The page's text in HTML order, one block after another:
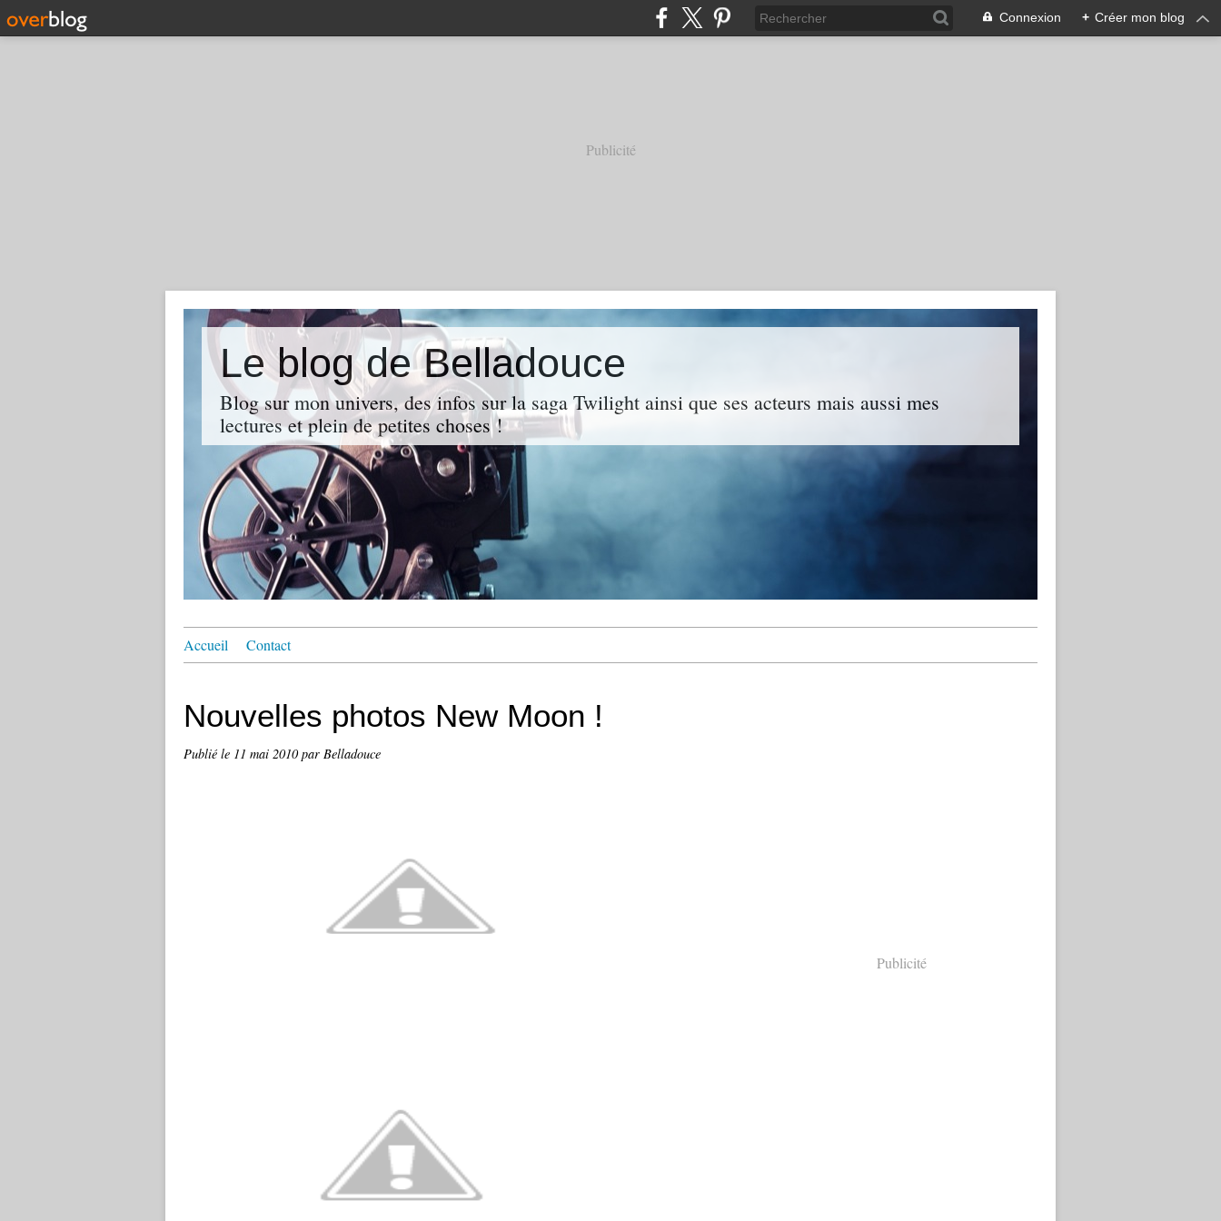
Connexion + Créer mon blog
Publicité
Le blog de Belladouce
Blog sur mon univers, des infos sur la saga Twilight ainsi que ses acteurs mais aussi mes
lectures et plein de petites choses !
Accueil Contact
Nouvelles photos New Moon !
Publié le 11 mai 2010par Belladouce
Publicité